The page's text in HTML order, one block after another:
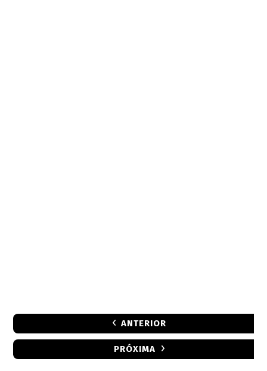
ANTERIOR
PRÓXIMA